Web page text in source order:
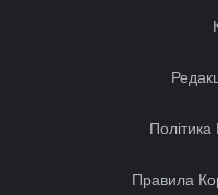
Політика
Правила